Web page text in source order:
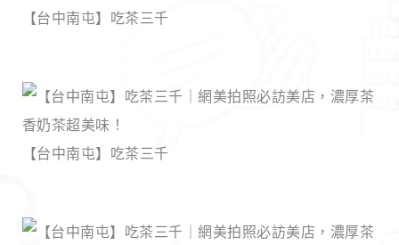
【台中南屯】吃茶三千
【台中南屯】吃茶三千